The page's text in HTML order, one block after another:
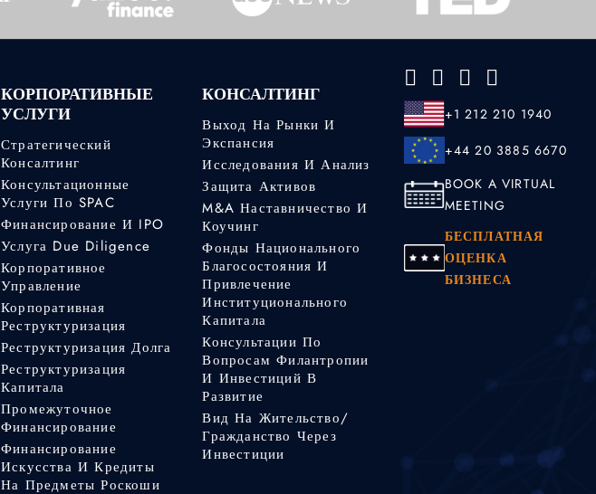
КОРПОРАТИВНЫЕ
УСЛУГИ
Стратегический
Консалтинг
Консультационные
Услуги По SPAC
Финансирование И IPO
Услуга Due Diligence
Корпоративное
Управление
Корпоративная
Реструктуризация
Реструктуризация Долга
Реструктуризация
Капитала
Промежуточное
Финансирование
Финансирование
Искусства И Кредиты
На Предметы Роскоши
КОНСАЛТИНГ
Выход На Рынки И
Экспансия
Исследования И Анализ
Защита Активов
M&A Наставничество И
Коучинг
Фонды Национального
Благосостояния И
Привлечение
Институционального
Капитала
Консультации По
Вопросам Филантропии
И Инвестиций В
Развитие
Вид На Жительство/
Гражданство Через
Инвестиции
+1 212 210 1940
+44 20 3885 6670
BOOK A VIRTUAL
MEETING
БЕСПЛАТНАЯ
ОЦЕНКА
БИЗНЕСА